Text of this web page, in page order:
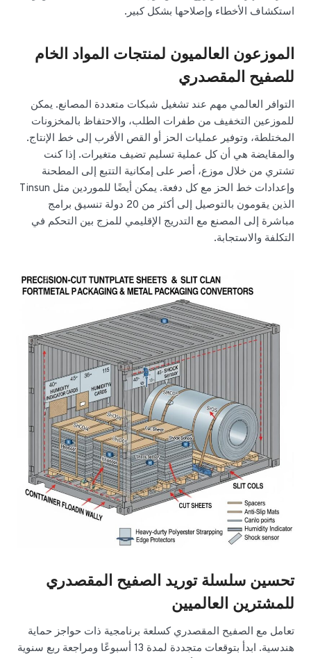
استكشاف الأخطاء وإصلاحها بشكل كبير.
الموزعون العالميون لمنتجات المواد الخام
للصفيح المقصدري
التوافر العالمي مهم عند تشغيل شبكات متعددة المصانع. يمكن
للموزعين التخفيف من طفرات الطلب، والاحتفاظ بالمخزونات
المختلطة، وتوفير عمليات الحز أو القص الأقرب إلى خط الإنتاج.
والمقايضة هي أن كل عملية تسليم تضيف متغيرات. إذا كنت
تشتري من خلال موزع، أصر على إمكانية التتبع إلى المطحنة
وإعدادات خط الحز مع كل دفعة. يمكن أيضًا للموردين مثل Tinsun
الذين يقومون بالتوصيل إلى أكثر من 20 دولة تنسيق برامج
مباشرة إلى المصنع مع التدريج الإقليمي للمزج بين التحكم في
التكلفة والاستجابة.
تحسين سلسلة توريد الصفيح المقصدري
للمشترين العالميين
تعامل مع الصفيح المقصدري كسلعة برنامجية ذات حواجز حماية
هندسية. ابدأ بتوقعات متجددة لمدة 13 أسبوعًا ومراجعة ربع سنوية